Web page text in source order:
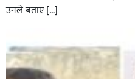
उनले बताए […]